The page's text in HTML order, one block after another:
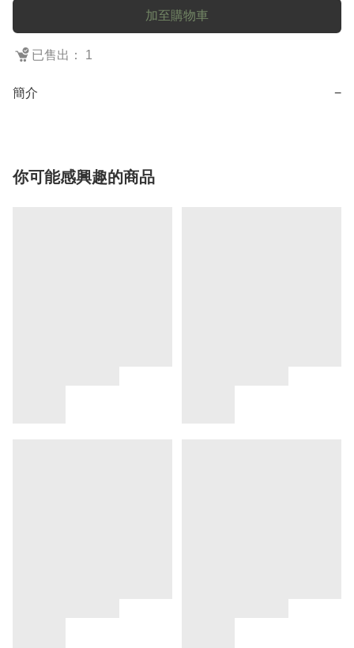
加至購物車
已售出： 1
簡介 −
你可能感興趣的商品